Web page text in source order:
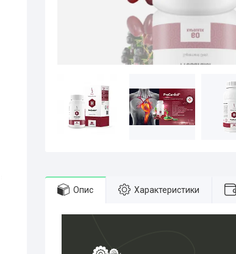
Опис Характеристики